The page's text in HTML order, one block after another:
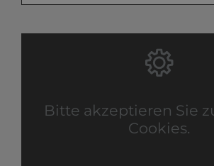
Bitte akzeptieren Sie
Cookies.